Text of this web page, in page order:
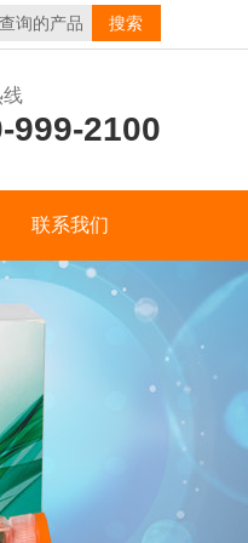
线
999-2100
联系我们